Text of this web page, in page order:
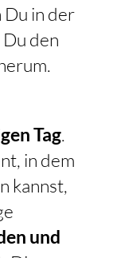
Du in der
den
Tag.
in dem
kannst,
und